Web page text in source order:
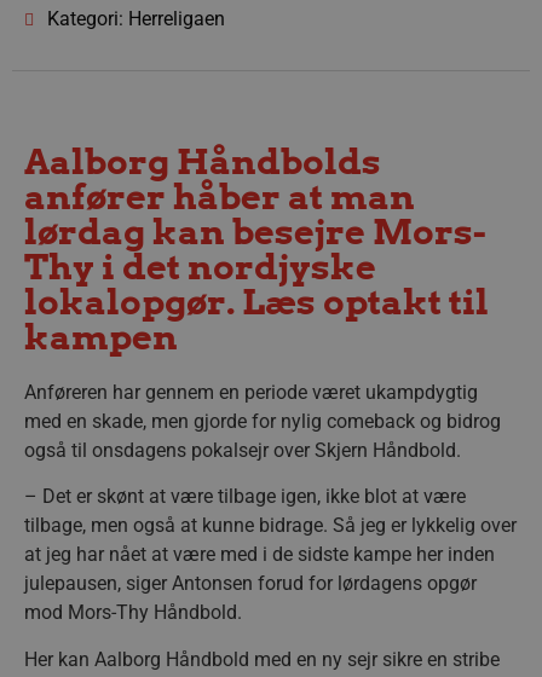
Kategori: Herreligaen
Aalborg Håndbolds
anfører håber at man
lørdag kan besejre Mors-
Thy i det nordjyske
lokalopgør. Læs optakt til
kampen
Anføreren har gennem en periode været ukampdygtig
med en skade, men gjorde for nylig comeback og bidrog
også til onsdagens pokalsejr over Skjern Håndbold.
– Det er skønt at være tilbage igen, ikke blot at være
tilbage, men også at kunne bidrage. Så jeg er lykkelig over
at jeg har nået at være med i de sidste kampe her inden
julepausen, siger Antonsen forud for lørdagens opgør
mod Mors-Thy Håndbold.
Her kan Aalborg Håndbold med en ny sejr sikre en stribe